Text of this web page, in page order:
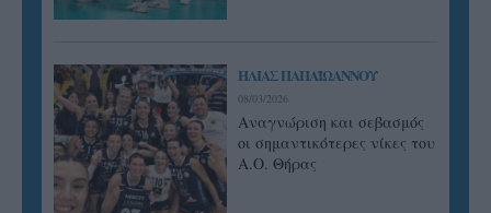
ΗΛΙΑΣ ΠΑΠΑΪΩΑΝΝΟΥ
08/03/2026
Αναγνώριση και σεβασμός
οι σημαντικότερες νίκες του
Α.Ο. Θήρας